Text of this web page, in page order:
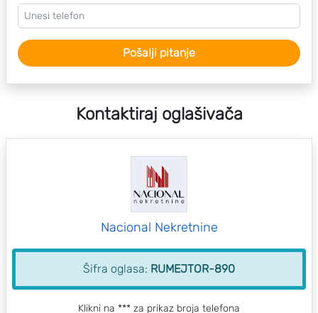
Pošalji pitanje
Kontaktiraj oglašivača
Nacional Nekretnine
Šifra oglasa: RUMEJTOR-890
Klikni na *** za prikaz broja telefona